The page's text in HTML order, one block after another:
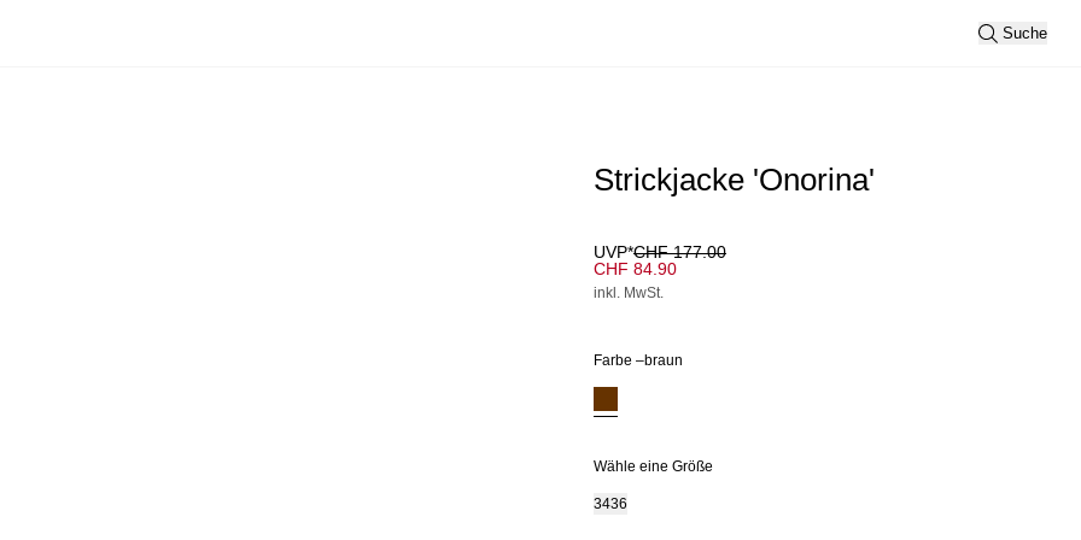
Suche
Strickjacke 'Onorina'
UVP*CHF 177.00
CHF 84.90
inkl. MwSt.
Farbe –braun
Wähle eine Größe
3436